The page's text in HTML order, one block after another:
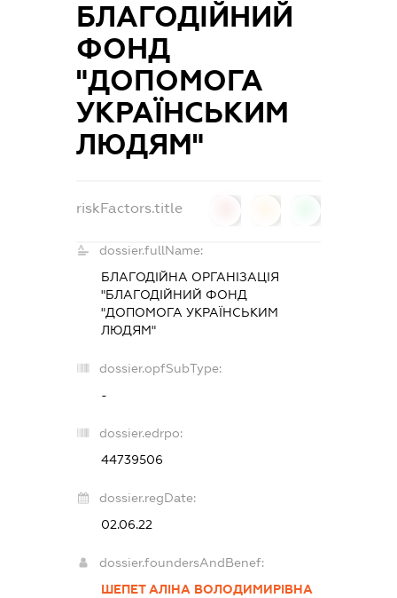
БЛАГОДІЙНИЙ
ФОНД
"ДОПОМОГА
УКРАЇНСЬКИМ
ЛЮДЯМ"
riskFactors.title
dossier.fullName:
БЛАГОДІЙНА ОРГАНІЗАЦІЯ
"БЛАГОДІЙНИЙ ФОНД
"ДОПОМОГА УКРАЇНСЬКИМ
ЛЮДЯМ"
dossier.opfSubType:
-
dossier.edrpo:
44739506
dossier.regDate:
02.06.22
dossier.foundersAndBenef:
ШЕПЕТ АЛІНА ВОЛОДИМИРІВНА